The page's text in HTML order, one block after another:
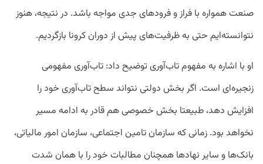
صنعت همواره با فراز و فرودهای جدی مواجه باشد. در نتیجه، هنوز
نتوانسته‌ایم حتی به ظرفیت‌های پیش از دوران کرونا بازگردیم.
او با اشاره به مفهوم تاب‌آوری توضیح داد: تاب‌آوری مفهومی
زنجیره‌ای است. اگر بخش دولتی نتواند سطح تاب‌آوری خود را
افزایش دهد، طبیعتا بخش خصوصی هم قادر به ادامه مسیر
نخواهد بود. زمانی که سازمان تامین اجتماعی، سازمان امور مالیاتی،
بانک‌ها و سایر نهادها همچنان مطالبات خود را با همان شدت